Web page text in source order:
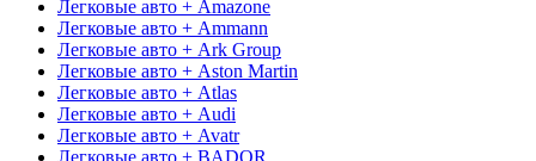
Легковые авто + Amazone
Легковые авто + Ammann
Легковые авто + Ark Group
Легковые авто + Aston Martin
Легковые авто + Atlas
Легковые авто + Audi
Легковые авто + Avatr
Легковые авто + BADOR